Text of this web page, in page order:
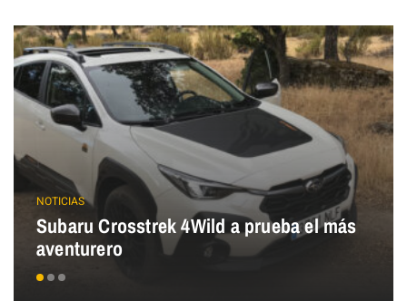
NOTICIAS
Subaru Crosstrek 4Wild a prueba el más
aventurero